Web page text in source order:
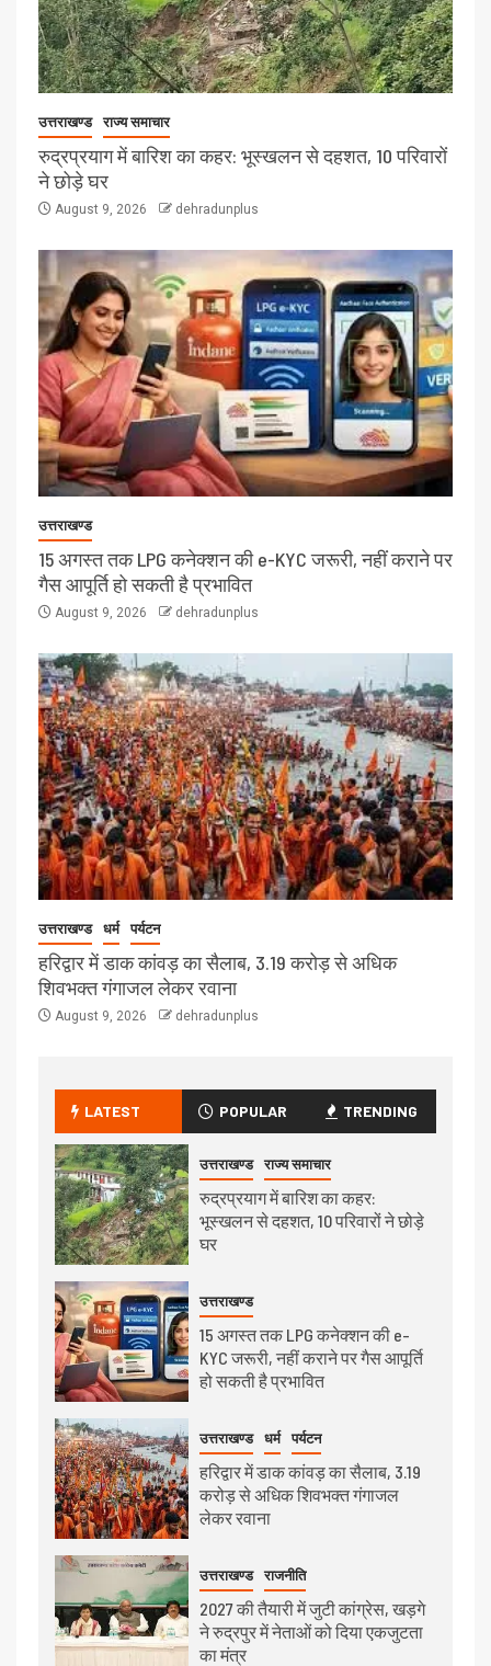
उत्तराखण्ड राज्य समाचार
रुद्रप्रयाग में बारिश का कहर: भूस्खलन से दहशत, 10 परिवारों
ने छोड़े घर
August 9, 2026 dehradunplus
उत्तराखण्ड
15 अगस्त तक LPG कनेक्शन की e-KYC जरूरी, नहीं कराने पर
गैस आपूर्ति हो सकती है प्रभावित
August 9, 2026 dehradunplus
उत्तराखण्ड धर्म पर्यटन
हरिद्वार में डाक कांवड़ का सैलाब, 3.19 करोड़ से अधिक
शिवभक्त गंगाजल लेकर रवाना
August 9, 2026 dehradunplus
LATEST POPULAR TRENDING
उत्तराखण्ड राज्य समाचार
रुद्रप्रयाग में बारिश का कहर:
भूस्खलन से दहशत, 10 परिवारों ने छोड़े
घर
उत्तराखण्ड
15 अगस्त तक LPG कनेक्शन की e-
KYC जरूरी, नहीं कराने पर गैस आपूर्ति
हो सकती है प्रभावित
उत्तराखण्ड धर्म पर्यटन
हरिद्वार में डाक कांवड़ का सैलाब, 3.19
करोड़ से अधिक शिवभक्त गंगाजल
लेकर रवाना
उत्तराखण्ड राजनीति
2027 की तैयारी में जुटी कांग्रेस, खड़गे
ने रुद्रपुर में नेताओं को दिया एकजुटता
का मंत्र